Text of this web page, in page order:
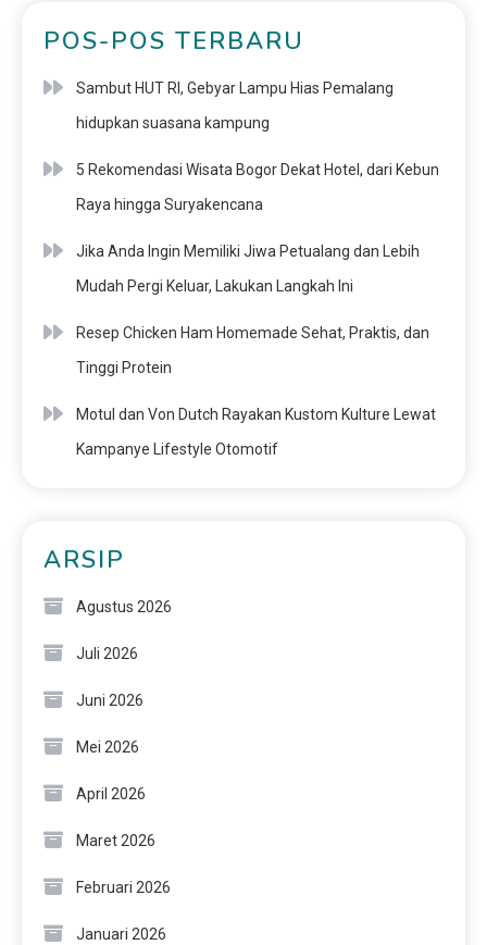
POS-POS TERBARU
Sambut HUT RI, Gebyar Lampu Hias Pemalang
hidupkan suasana kampung
5 Rekomendasi Wisata Bogor Dekat Hotel, dari Kebun
Raya hingga Suryakencana
Jika Anda Ingin Memiliki Jiwa Petualang dan Lebih
Mudah Pergi Keluar, Lakukan Langkah Ini
Resep Chicken Ham Homemade Sehat, Praktis, dan
Tinggi Protein
Motul dan Von Dutch Rayakan Kustom Kulture Lewat
Kampanye Lifestyle Otomotif
ARSIP
Agustus 2026
Juli 2026
Juni 2026
Mei 2026
April 2026
Maret 2026
Februari 2026
Januari 2026